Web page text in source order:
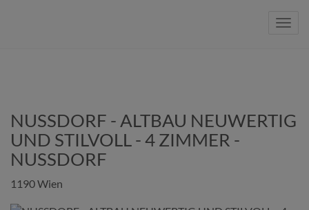
NUSSDORF - ALTBAU NEUWERTIG
UND STILVOLL - 4 ZIMMER -
NUSSDORF
1190 Wien